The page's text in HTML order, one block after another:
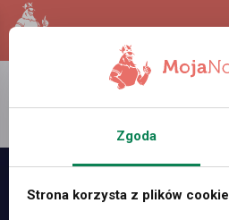
LANCASTER
31.7 °C
Zgoda
Strona korzysta z plików cookie